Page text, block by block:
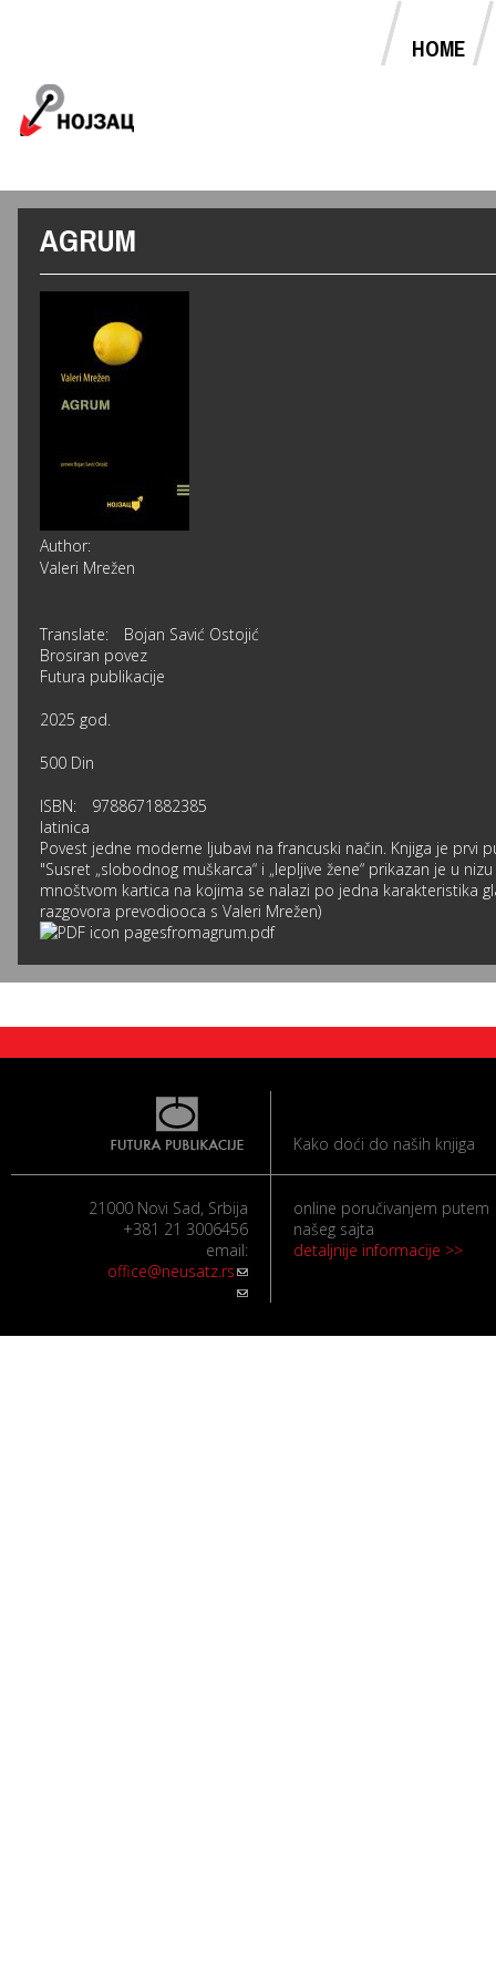
HOME
AGRUM
Author:
Valeri Mrežen
Translate:
Bojan Savić Ostojić
Brosiran povez
Futura publikacije
2025 god.
500 Din
ISBN:
9788671882385
latinica
Povest jedne moderne ljubavi na francuski način. Knjiga je
"Susret „slobodnog muškarca“ i „lepljive žene“ prikazan je u
mnoštvom kartica na kojima se nalazi po jedna karakteristika
razgovora prevodiooca s Valeri Mrežen)
pagesfromagrum.pdf
Kako doći do naših knjiga
21000 Novi Sad, Srbija
+381 21 3006456
email:
office@neusatz.rs(link sends e-mail)
online poručivanjem putem
našeg sajta
detaljnije informacije >>